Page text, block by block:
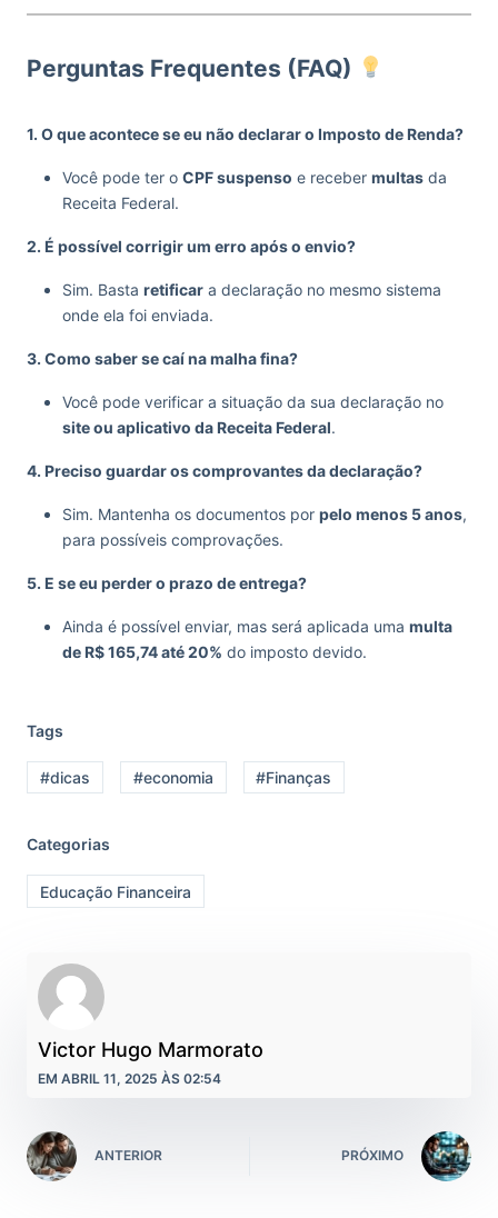
Perguntas Frequentes (FAQ)
1. O que acontece se eu não declarar o Imposto de Renda?
Você pode ter o CPF suspenso e receber multas da
Receita Federal.
2. É possível corrigir um erro após o envio?
Sim. Basta retificar a declaração no mesmo sistema
onde ela foi enviada.
3. Como saber se caí na malha fina?
Você pode verificar a situação da sua declaração no
site ou aplicativo da Receita Federal.
4. Preciso guardar os comprovantes da declaração?
Sim. Mantenha os documentos por pelo menos 5 anos,
para possíveis comprovações.
5. E se eu perder o prazo de entrega?
Ainda é possível enviar, mas será aplicada uma multa
de R$ 165,74 até 20% do imposto devido.
Tags
#dicas #economia #Finanças
Categorias
Educação Financeira
Victor Hugo Marmorato
EM ABRIL 11, 2025 ÀS 02:54
ANTERIOR PRÓXIMO